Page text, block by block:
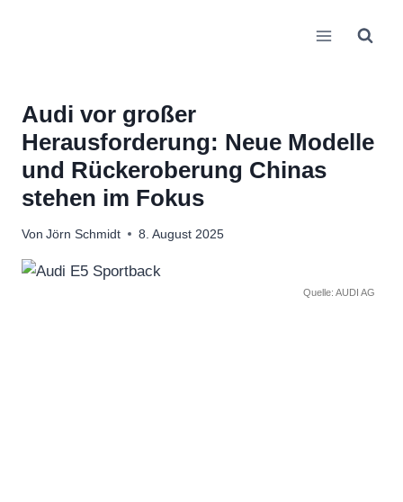
Audi vor großer
Herausforderung: Neue Modelle
und Rückeroberung Chinas
stehen im Fokus
Von Jörn Schmidt 8. August 2025
Quelle: AUDI AG